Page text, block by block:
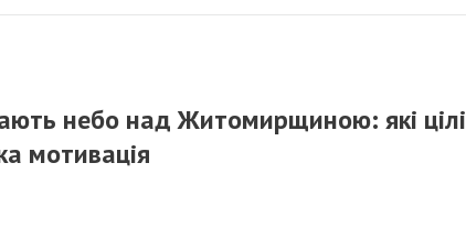
небо над Житомирщиною: які цілі
мотивація